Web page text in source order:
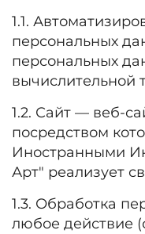
1.1.
персональных
персональных
вычислительной
1.2. Сайт — веб-
посредством
Иностранными
Арт" реализует
1.3. Обработка
любое действие